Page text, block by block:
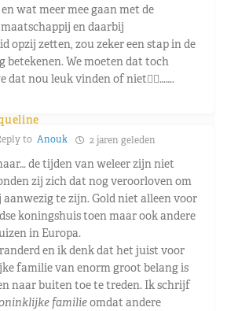
wat meer mee gaan met de
en daarbij
opzij zetten, zou zeker een stap in de
betekenen. We moeten dat toch
dat nou leuk vinden of niet🤷‍♀️…….
to Anouk 2 jaren geleden
de tijden van weleer zijn niet
zij zich dat nog veroorloven om
te zijn. Gold niet alleen voor
koningshuis toen maar ook andere
in Europa.
en ik denk dat het juist voor
familie van enorm groot belang is
naar buiten toe te treden. Ik schrijf
familieomdat andere